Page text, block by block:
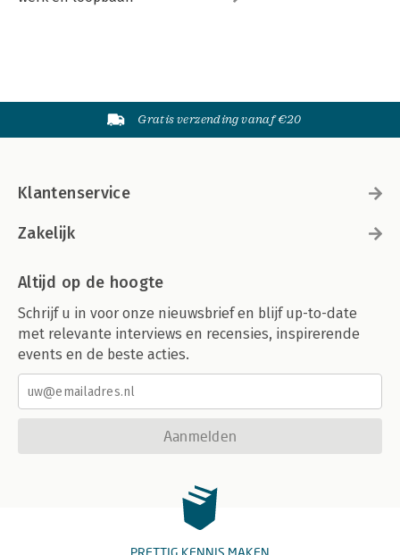
Gratis verzending vanaf €20
Klantenservice
Zakelijk
Altijd op de hoogte
Schrijf u in voor onze nieuwsbrief en blijf up-to-date
met relevante interviews en recensies, inspirerende
events en de beste acties.
Aanmelden
PRETTIG KENNIS MAKEN